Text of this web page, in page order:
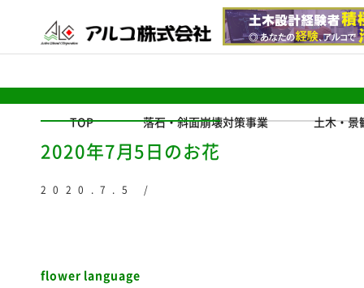
TOP 落石・斜面崩壊対策事業 土木・景
2020年7月5日のお花
2020.7.5 /
flower language